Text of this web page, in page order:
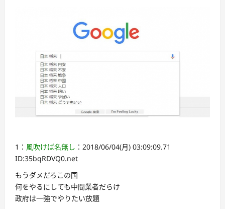
1： 風吹けば名無し ：2018/06/04(月) 03:09:09.71
ID:35bqRDVQ0.net
もうダメだろこの国
何をやるにしても中間業者だらけ
政府は一強でやりたい放題